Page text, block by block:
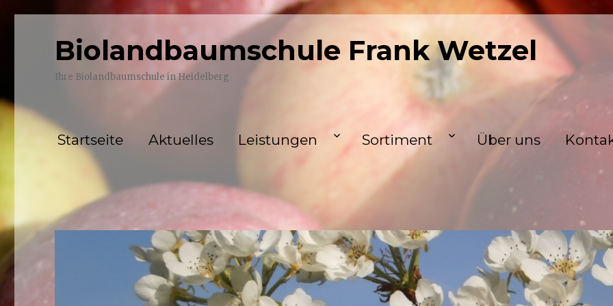
Biolandbaumschule Frank Wetzel
Ihre Biolandbaumschule in Heidelberg
Startseite Aktuelles Leistungen Sortiment Über uns